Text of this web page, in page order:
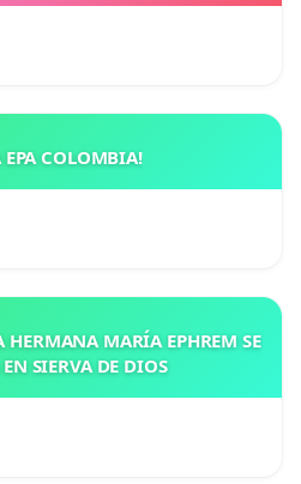
EPA COLOMBIA!
HERMANA MARÍA EPHREM SE
SIERVA DE DIOS